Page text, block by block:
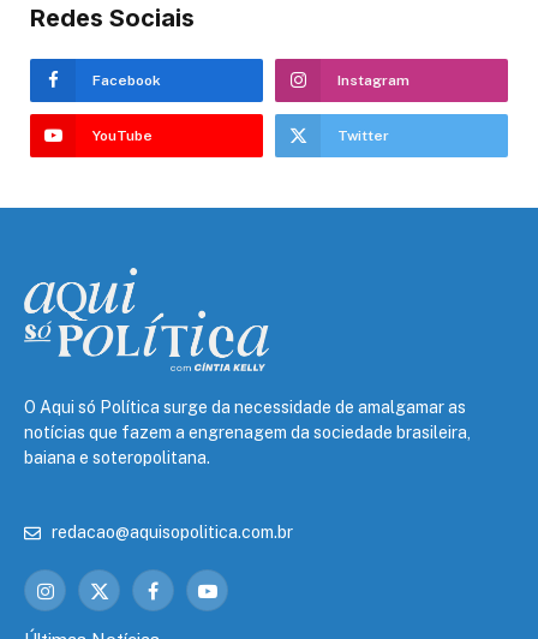
Redes Sociais
Facebook Instagram
YouTube Twitter
O Aqui só Política surge da necessidade de amalgamar as
notícias que fazem a engrenagem da sociedade brasileira,
baiana e soteropolitana.
redacao@aquisopolitica.com.br
Instagram
X
FacebookYouTube